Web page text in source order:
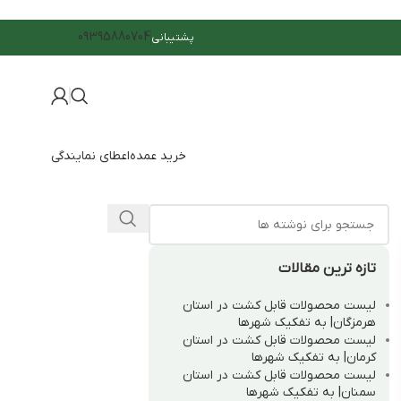
پشتیبانی09395880704
خرید عمدهاعطای نمایندگی
تازه ترین مقالات
لیست محصولات قابل کشت در استان
هرمزگان| به تفکیک شهرها
لیست محصولات قابل کشت در استان
کرمان| به تفکیک شهرها
لیست محصولات قابل کشت در استان
سمنان| به تفکیک شهرها